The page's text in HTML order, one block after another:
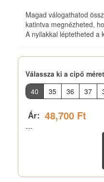
Magad válogathatod
katintva megnézheted,
A nyilakkal léptetheted a
Válassza ki a cipő
40
35 36 37
Ár: 48,700 Ft
---